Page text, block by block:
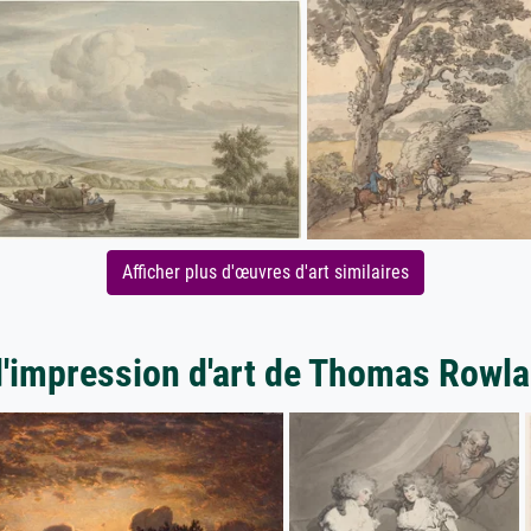
Afficher plus d'œuvres d'art similaires
d'art de Thomas